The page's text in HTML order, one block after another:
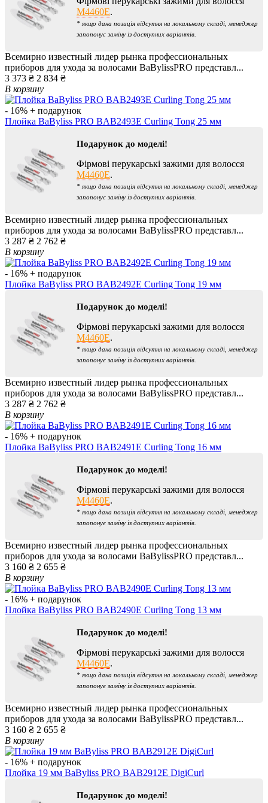
M4460E.
* якщо дана позиція відсутня на локальному складі, менеджер
запопонує заміну із доступних варіантів.
Всемирно известный лидер рынка профессиональных
приборов для ухода за волосами BaBylissPRO представл...
3 373 ₴ 2 834 ₴
В корзину
- 16% + подарунок
Плойка BaByliss PRO BAB2493E Curling Tong 25 мм
Подарунок до моделі!
Фірмові перукарські зажими для волосся
M4460E.
* якщо дана позиція відсутня на локальному складі, менеджер
запопонує заміну із доступних варіантів.
Всемирно известный лидер рынка профессиональных
приборов для ухода за волосами BaBylissPRO представл...
3 287 ₴ 2 762 ₴
В корзину
- 16% + подарунок
Плойка BaByliss PRO BAB2492E Curling Tong 19 мм
Подарунок до моделі!
Фірмові перукарські зажими для волосся
M4460E.
* якщо дана позиція відсутня на локальному складі, менеджер
запопонує заміну із доступних варіантів.
Всемирно известный лидер рынка профессиональных
приборов для ухода за волосами BaBylissPRO представл...
3 287 ₴ 2 762 ₴
В корзину
- 16% + подарунок
Плойка BaByliss PRO BAB2491E Curling Tong 16 мм
Подарунок до моделі!
Фірмові перукарські зажими для волосся
M4460E.
* якщо дана позиція відсутня на локальному складі, менеджер
запопонує заміну із доступних варіантів.
Всемирно известный лидер рынка профессиональных
приборов для ухода за волосами BaBylissPRO представл...
3 160 ₴ 2 655 ₴
В корзину
- 16% + подарунок
Плойка BaByliss PRO BAB2490E Curling Tong 13 мм
Подарунок до моделі!
Фірмові перукарські зажими для волосся
M4460E.
* якщо дана позиція відсутня на локальному складі, менеджер
запопонує заміну із доступних варіантів.
Всемирно известный лидер рынка профессиональных
приборов для ухода за волосами BaBylissPRO представл...
3 160 ₴ 2 655 ₴
В корзину
- 16% + подарунок
Плойка 19 мм BaByliss PRO BAB2912E DigiCurl
Подарунок до моделі!